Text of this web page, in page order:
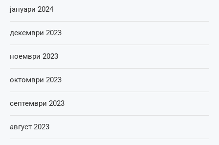
јануари 2024
декември 2023
ноември 2023
октомври 2023
септември 2023
август 2023